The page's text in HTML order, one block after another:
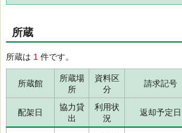
所蔵
所蔵は 1 件です。
所蔵館
所蔵場
所
資料区
分
請求記号
配架日
協力貸
出
利用状
況
返却予定日